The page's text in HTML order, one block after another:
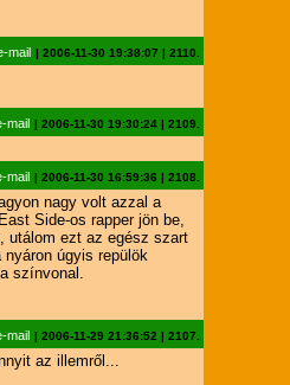
mail | 2006-11-30 19:38:07 | 2110.
mail | 2006-11-30 19:30:24| 2109.
mail | 2006-11-30 16:59:36 | 2108.
nagy volt azzal a
Side-os rapper jön be,
utálom ezt az egész szart
úgyis repülök
színvonal.
mail | 2006-11-29 21:36:52 | 2107.
az illemről...